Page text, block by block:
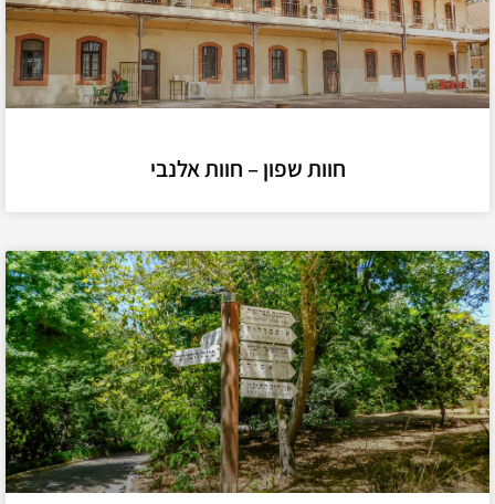
חוות שפון – חוות אלנבי